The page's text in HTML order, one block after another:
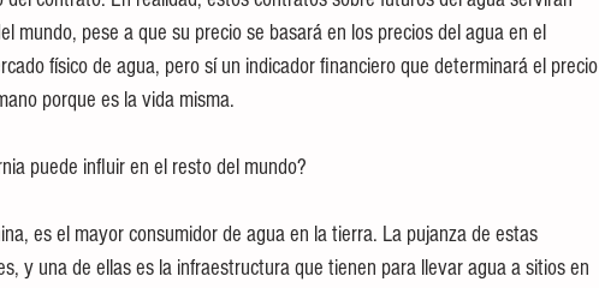
mundo, pese a que su precio se basará en los precios del agua en el
físico de agua, pero sí un indicador financiero que determinará el precio
porque es la vida misma.
puede influir en el resto del mundo?
es el mayor consumidor de agua en la tierra. La pujanza de estas
y una de ellas es la infraestructura que tienen para llevar agua a sitios en